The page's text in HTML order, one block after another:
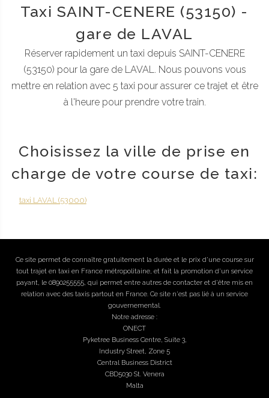
Taxi SAINT-CENERE (53150) -
gare de LAVAL
Réserver rapidement un taxi depuis SAINT-CENERE
(53150) pour la gare de LAVAL. Nous pouvons vous
mettre en relation avec 5 taxi pour assurer ce trajet et être
à l'heure pour prendre votre train.
Choisissez la ville de prise en
charge de votre course de taxi:
taxi LAVAL (53000)
Ce site permet de connaître gratuitement la durée et le prix d'une course sur
tout trajet en taxi en France métropolitaine, et fait la promotion d'un service
payant, le 0890255555, qui permet entre autres de contacter et d'être mis en
relation avec des taxis partout en France. Ce site n'est pas lié à un service
gouvernemental.
Notre adresse :
ONECT
Pyketree Business Centre, Suite 3,
Industry Street, Zone 5
Central Business District
CBD5030 St. Venera
Malta